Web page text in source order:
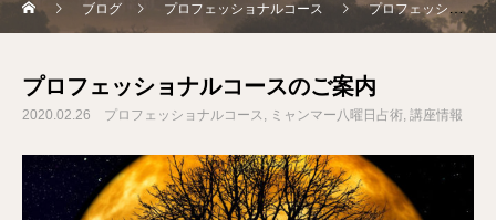
ブログ プロフェッショナルコース プロフェッショナルコースのご案内
プロフェッショナルコースのご案内
2020.02.26 プロフェッショナルコース ミャンマー八曜日占術 講座情報